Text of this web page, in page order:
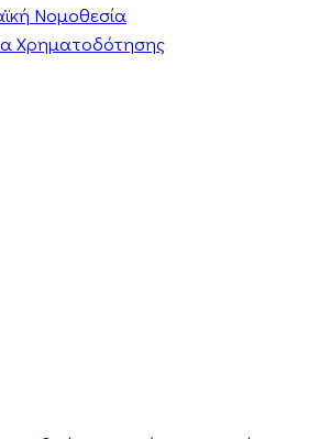
Νομοθεσία
Χρηματοδότησης